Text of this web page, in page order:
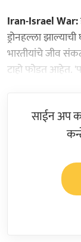
Iran-Israel War:
ड्रोनहल्ला
भारतीयांचे जीव
टाहो फोडत आहेत.
साईन अप